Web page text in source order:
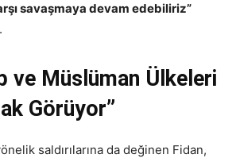
savaşmaya devam edebiliriz”
ve Müslüman Ülkeleri
Görüyor”
saldırılarına da değinen Fidan,